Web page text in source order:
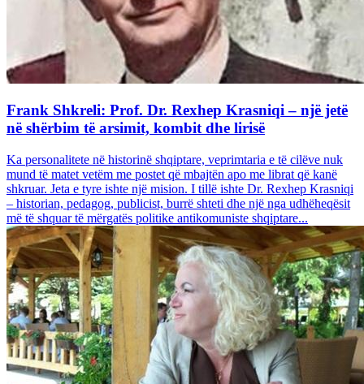
Frank Shkreli: Prof. Dr. Rexhep Krasniqi – një jetë
në shërbim të arsimit, kombit dhe lirisë
Ka personalitete në historinë shqiptare, veprimtaria e të cilëve nuk
mund të matet vetëm me postet që mbajtën apo me librat që kanë
shkruar. Jeta e tyre ishte një mision. I tillë ishte Dr. Rexhep Krasniqi
– historian, pedagog, publicist, burrë shteti dhe një nga udhëheqësit
më të shquar të mërgatës politike antikomuniste shqiptare...